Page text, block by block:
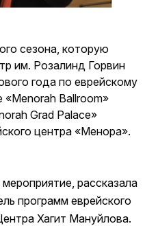
сезона, которую
им. Розалинд Горвин
года по еврейскому
Ballroom»
Grad Palace»
центра «Менора».
рассказала
программ еврейского
Хагит Мануйлова.